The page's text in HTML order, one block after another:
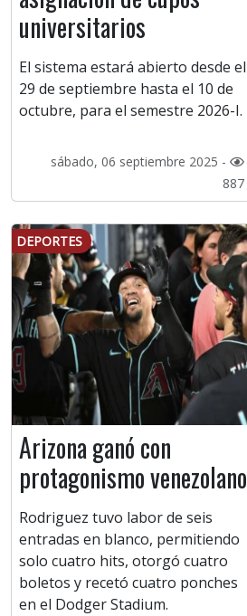
universitarios
El sistema estará abierto desde el
29 de septiembre hasta el 10 de
octubre, para el semestre 2026-I.
sábado, 06 septiembre 2025 -
887
DEPORTES
Arizona ganó con
protagonismo venezolano
Rodriguez tuvo labor de seis
entradas en blanco, permitiendo
solo cuatro hits, otorgó cuatro
boletos y recetó cuatro ponches
en el Dodger Stadium.